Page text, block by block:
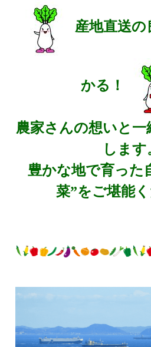
すいか
メロン
産地直送
かる！
農家さんの想いと
します
豊かな地で育った
菜”をご堪能く